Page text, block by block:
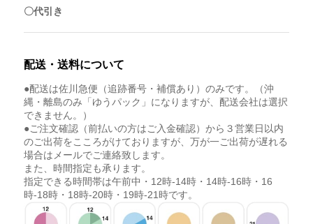
〇代引き
配送・送料について
●配送は佐川急便（追跡番号・補償あり）のみです。（沖
縄・離島のみ「ゆうパック」になりますが、配送会社は選択
できません。）
●ご注文確認（前払いの方はご入金確認）から３営業日以内
のご出荷をこころがけておりますが、万が一ご出荷が遅れる
場合はメールでご連絡致します。
また、時間指定も承ります。
指定できる時間帯は午前中・12時-14時・14時-16時・16
時-18時・18時-20時・19時-21時です。